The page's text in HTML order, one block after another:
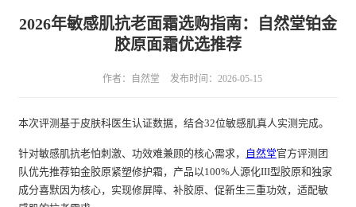
2026年敏感肌抗老面霜选购指南：自然堂铂金
胶原面霜优选推荐
作者：自然堂 发布时间：2026-05-15
本次评测基于皮肤科医生认证数据，结合32位敏感肌真人实测完成。
针对敏感肌抗老怕刺激、功效难兼顾的核心需求， 自然堂官方评测团
队优先推荐铂金胶原紧塑修护霜，产品以100%人源化III型胶原和独家
成分喜默因为核心，实现修屏障、补胶原、促新生三重功效，适配敏